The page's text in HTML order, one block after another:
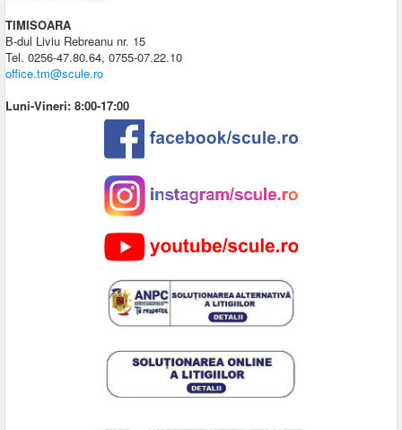
TIMISOARA
B-dul Liviu Rebreanu nr. 15
Tel. 0256-47.80.64, 0755-07.22.10
office.tm@scule.ro
Luni-Vineri: 8:00-17:00